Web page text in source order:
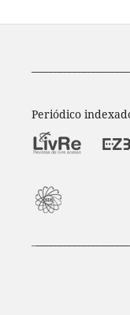
Periódico